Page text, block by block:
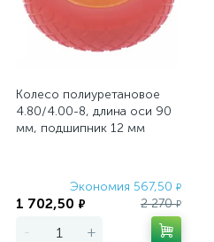
Колесо полиуретановое
4.80/4.00-8, длина оси 90
мм, подшипник 12 мм
Экономия 567,50 ₽
1 702,50 ₽ 2 270₽
- +